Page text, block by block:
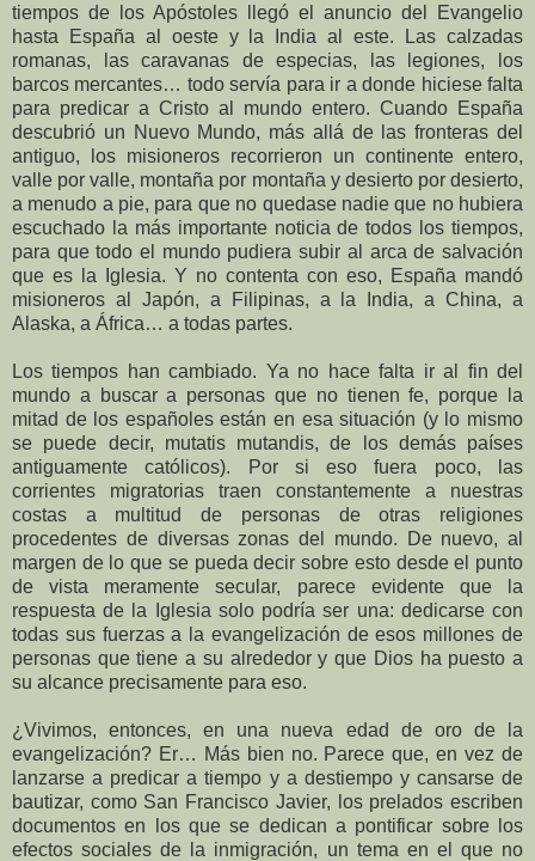
tiempos de los Apóstoles llegó el anuncio del Evangelio
hasta España al oeste y la India al este. Las calzadas
romanas, las caravanas de especias, las legiones, los
barcos mercantes… todo servía para ir a donde hiciese falta
para predicar a Cristo al mundo entero. Cuando España
descubrió un Nuevo Mundo, más allá de las fronteras del
antiguo, los misioneros recorrieron un continente entero,
valle por valle, montaña por montaña y desierto por desierto,
a menudo a pie, para que no quedase nadie que no hubiera
escuchado la más importante noticia de todos los tiempos,
para que todo el mundo pudiera subir al arca de salvación
que es la Iglesia. Y no contenta con eso, España mandó
misioneros al Japón, a Filipinas, a la India, a China, a
Alaska, a África… a todas partes.
Los tiempos han cambiado. Ya no hace falta ir al fin del
mundo a buscar a personas que no tienen fe, porque la
mitad de los españoles están en esa situación (y lo mismo
se puede decir, mutatis mutandis, de los demás países
antiguamente católicos). Por si eso fuera poco, las
corrientes migratorias traen constantemente a nuestras
costas a multitud de personas de otras religiones
procedentes de diversas zonas del mundo. De nuevo, al
margen de lo que se pueda decir sobre esto desde el punto
de vista meramente secular, parece evidente que la
respuesta de la Iglesia solo podría ser una: dedicarse con
todas sus fuerzas a la evangelización de esos millones de
personas que tiene a su alrededor y que Dios ha puesto a
su alcance precisamente para eso.
¿Vivimos, entonces, en una nueva edad de oro de la
evangelización? Er… Más bien no. Parece que, en vez de
lanzarse a predicar a tiempo y a destiempo y cansarse de
bautizar, como San Francisco Javier, los prelados escriben
documentos en los que se dedican a pontificar sobre los
efectos sociales de la inmigración, un tema en el que no